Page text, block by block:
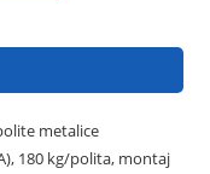
metalice
180 kg/polita, montaj